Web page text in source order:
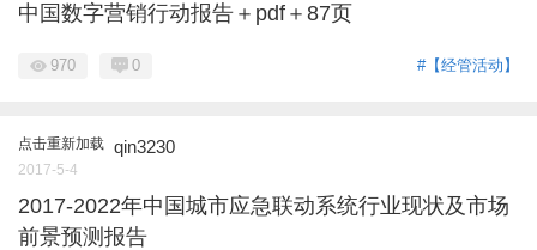
中国数字营销行动报告＋pdf＋87页
#【经管活动】
970 0
点击重新加载 qin3230
2017-5-4
2017-2022年中国城市应急联动系统行业现状及市场
前景预测报告